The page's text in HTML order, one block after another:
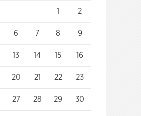
1 2
6 7 8 9
13 14 15 16
20 21 22 23
27 28 29 30